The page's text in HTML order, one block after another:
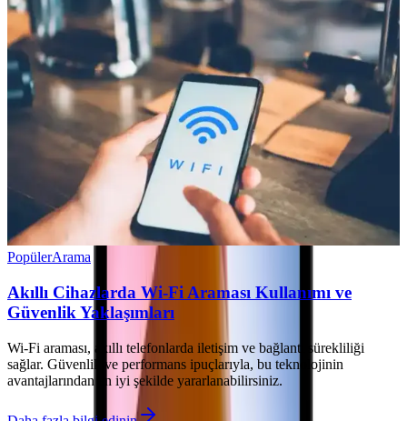
PopülerArama
Akıllı Cihazlarda Wi-Fi Araması Kullanımı ve
Güvenlik Yaklaşımları
Wi-Fi araması, akıllı telefonlarda iletişim ve bağlantı sürekliliği
sağlar. Güvenlik ve performans ipuçlarıyla, bu teknolojinin
avantajlarından en iyi şekilde yararlanabilirsiniz.